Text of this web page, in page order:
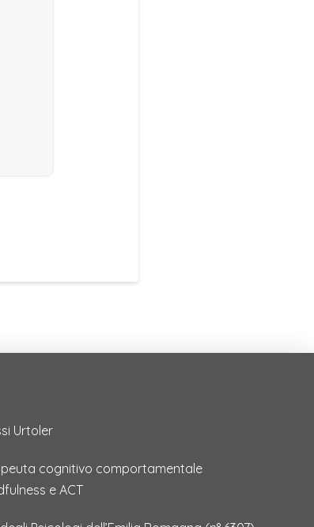
Urtoler
cognitivo comportamentale
e ACT